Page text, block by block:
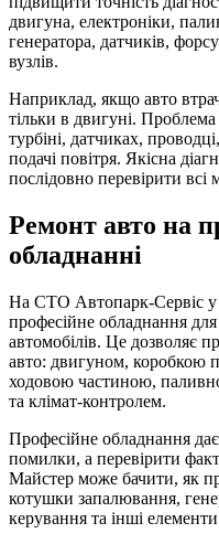
двигуна, електроніки,
генератора, датчиків,
вузлів.
Наприклад, якщо авто
тільки в двигуні.
турбіні, датчиках,
подачі повітря. Якісна
послідовно перевірити
Ремонт авто на
обладнанні
На СТО Автопарк-Сервіс у
професійне обладнання
автомобілів. Це дозволяє
авто: двигуном, коробкою
ходовою частиною,
та клімат-контролем.
Професійне обладнання
помилки, а перевірити
Майстер може бачити, як
котушки запалювання,
керування та інші